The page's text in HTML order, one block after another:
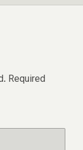
Required